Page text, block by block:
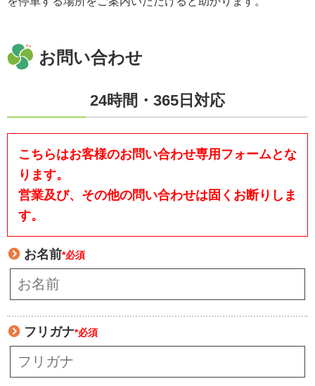
お問い合わせ
24時間・365日対応
こちらはお客様のお問い合わせ専用フォームとな
ります。
営業及び、その他の問い合わせは固くお断りしま
す。
お名前*必須
フリガナ*必須